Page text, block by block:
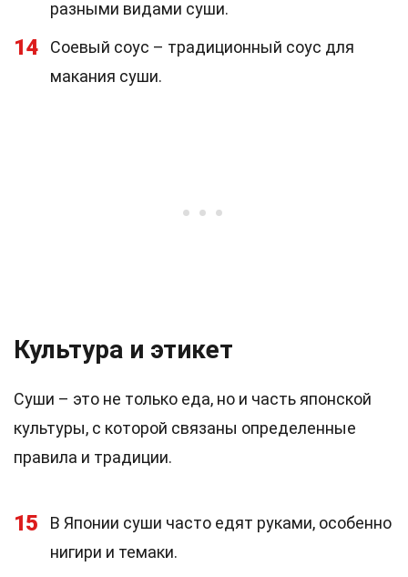
разными видами суши.
14
Соевый соус – традиционный соус для
макания суши.
Культура и этикет
Суши – это не только еда, но и часть японской
культуры, с которой связаны определенные
правила и традиции.
15
В Японии суши часто едят руками, особенно
нигири и темаки.